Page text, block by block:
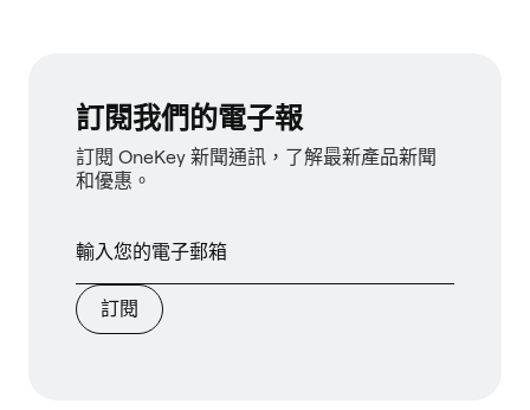
訂閱我們的電子報
訂閱 OneKey 新聞通訊，了解最新產品新聞
和優惠。
訂閱